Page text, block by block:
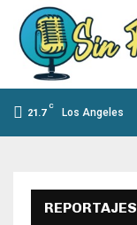
21.7
C
Los Angeles
REPORTAJES